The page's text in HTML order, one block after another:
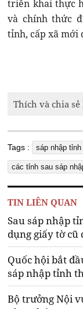
triển khai thực
và chính thức
tỉnh, cấp xã mới
Thích và chia
Tags : sáp nhập tỉnh
các tỉnh sau sáp
TIN LIÊN QUAN
Sau sáp nhập
dụng giấy tờ cũ
Quốc hội bắt
sáp nhập tỉnh
Bộ trưởng Nội